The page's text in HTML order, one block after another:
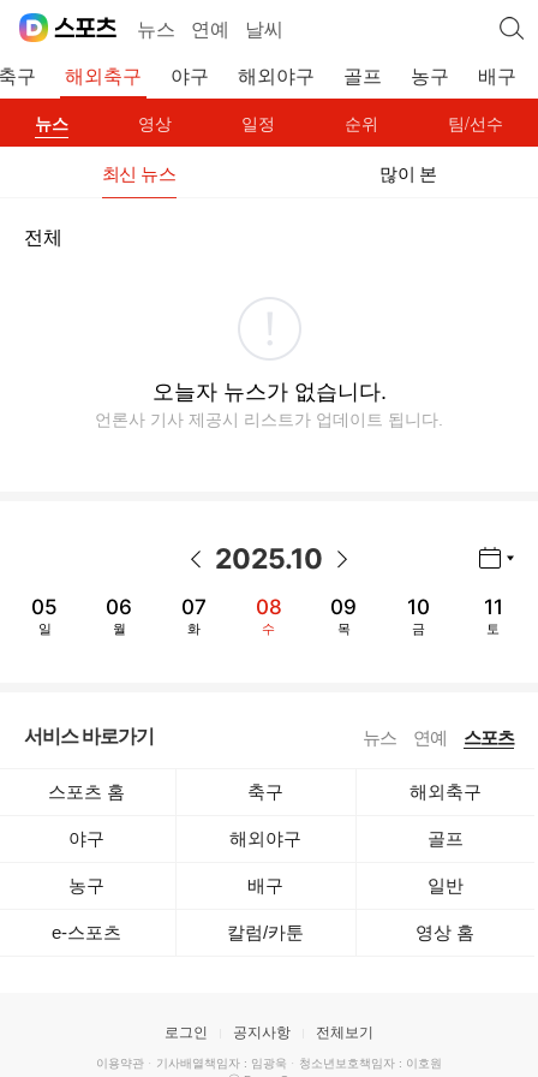
뉴스 연예 날씨
구 해외축구 야구 해외야구 골프 농구 배구
뉴스 영상 일정 순위 팀/선수
최신 뉴스 많이 본
전체
오늘자 뉴스가 없습니다.
언론사 기사 제공시 리스트가 업데이트 됩니다.
2025.10
05
일
06
월
07
화
08
수
09
목
10
금
11
토
서비스 바로가기 뉴스 연예 스포츠
스포츠 홈 축구 해외축구
야구 해외야구 골프
농구 배구 일반
e-스포츠 칼럼/카툰 영상 홈
로그인 공지사항 전체보기
이용약관 · 기사배열책임자 : 임광욱 · 청소년보호책임자 : 이호원